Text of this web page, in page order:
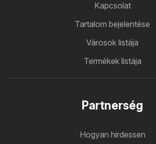
Kapcsolat
Tartalom bejelentése
Városok listája
Termékek listája
Partnerség
Hogyan hirdessen